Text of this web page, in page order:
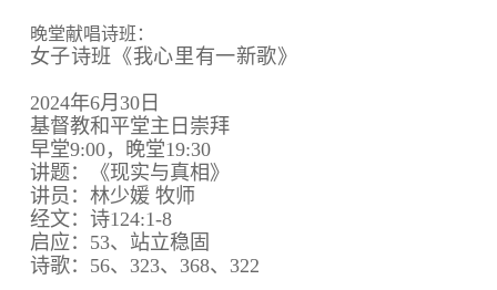
晚堂献唱诗班：
女子诗班《我心里有一新歌》
2024年6月30日
基督教和平堂主日崇拜
早堂9:00，晚堂19:30
讲题：《现实与真相》
讲员：林少媛 牧师
经文：诗124:1-8
启应：53、站立稳固
诗歌：56、323、368、322